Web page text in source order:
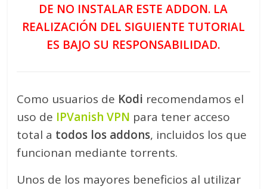
DE NO INSTALAR ESTE ADDON. LA
REALIZACIÓN DEL SIGUIENTE TUTORIAL
ES BAJO SU RESPONSABILIDAD.
Como usuarios de Kodi recomendamos el
uso de IPVanish VPN para tener acceso
total a todos los addons, incluidos los que
funcionan mediante torrents.
Unos de los mayores beneficios al utilizar